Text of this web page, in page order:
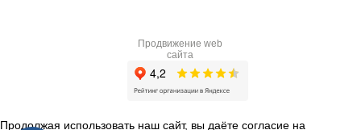
Продвижение web
сайта
Продолжая использовать наш сайт, вы даёте согласие на